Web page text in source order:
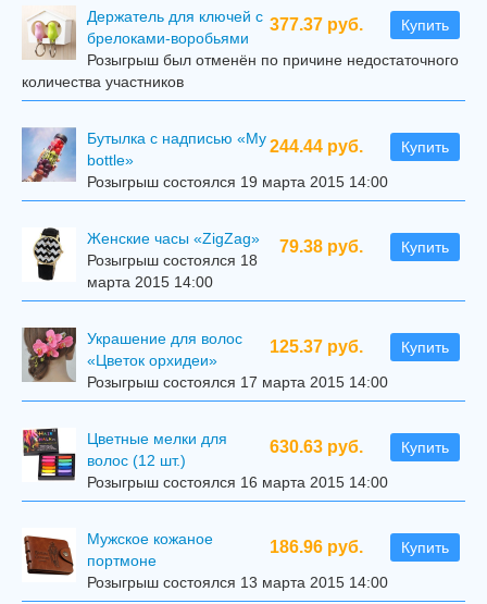
377.37 руб. Купить
Держатель для ключей с
брелоками-воробьями
Розыгрыш был отменён по причине недостаточного
количества участников
244.44 руб. Купить
Бутылка с надписью «My
bottle»
Розыгрыш состоялся 19 марта 2015 14:00
79.38 руб. Купить
Женские часы «ZigZag»
Розыгрыш состоялся 18
марта 2015 14:00
125.37 руб. Купить
Украшение для волос
«Цветок орхидеи»
Розыгрыш состоялся 17 марта 2015 14:00
630.63 руб. Купить
Цветные мелки для
волос (12 шт.)
Розыгрыш состоялся 16 марта 2015 14:00
186.96 руб. Купить
Мужское кожаное
портмоне
Розыгрыш состоялся 13 марта 2015 14:00